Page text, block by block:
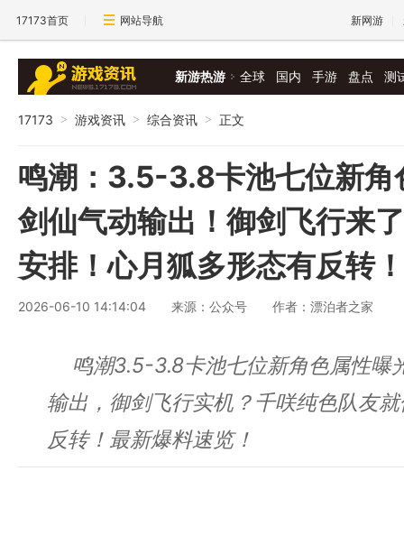
17173首页 网站导航 新网游
新游热游 全球 国内 手游 盘点 测
17173 > 游戏资讯 > 综合资讯 > 正文
鸣潮：3.5-3.8卡池七位新角
剑仙气动输出！御剑飞行来
安排！心月狐多形态有反转！
2026-06-10 14:14:04 来源：公众号 作者：漂泊者之家
鸣潮3.5-3.8卡池七位新角色属性曝
输出，御剑飞行实机？千咲纯色队友
反转！最新爆料速览！